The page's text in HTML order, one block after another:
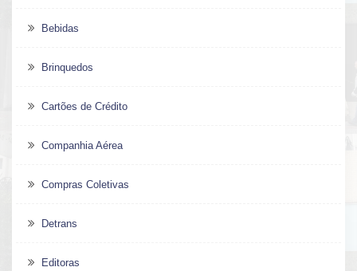
Bebidas
Brinquedos
Cartões de Crédito
Companhia Aérea
Compras Coletivas
Detrans
Editoras